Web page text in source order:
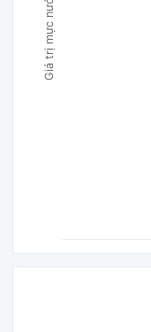
Giá trị mực nước